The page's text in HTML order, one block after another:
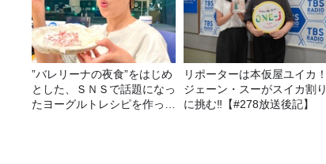
”バレリーナの夜食”をはじめ
とした、ＳＮＳで話題になっ
たヨーグルトレシピを作って
リポーターは本仮屋ユイカ！
ジェーン・スーがスイカ割り
に挑む‼【#278放送後記】